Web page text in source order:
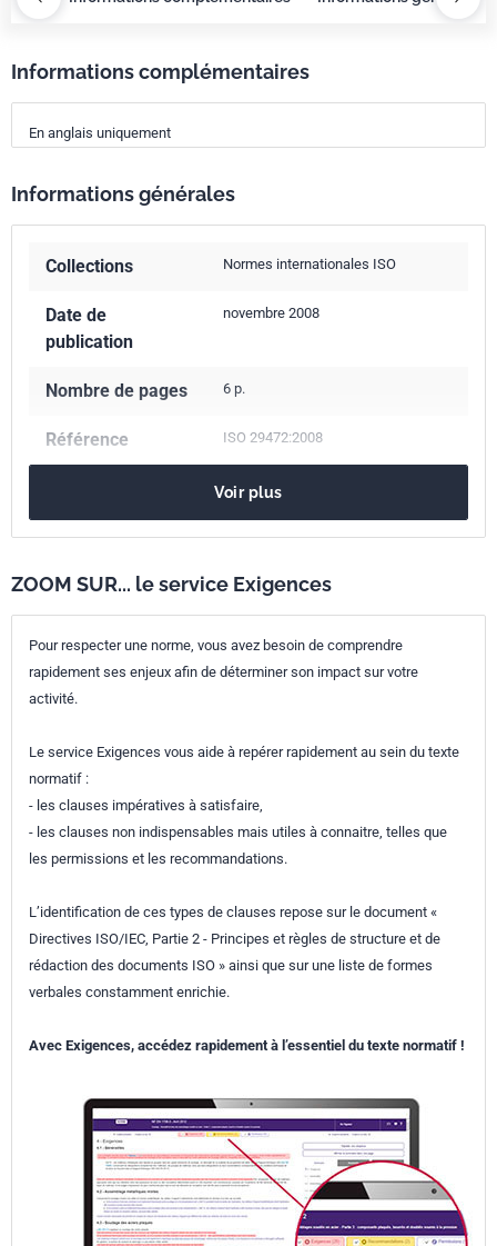
Informations complémentaires
En anglais uniquement
Informations générales
Collections Normes internationales ISO
Date de
publication
novembre 2008
Nombre de pages 6 p.
Référence ISO 29472:2008
91.100.60Matériaux d'isolation thermique et acoustique
Numéro de tirage 1 - novembre 2008
Voir plus
ZOOM SUR... le service Exigences
Pour respecter une norme, vous avez besoin de comprendre
rapidement ses enjeux afin de déterminer son impact sur votre
activité.
Le service Exigences vous aide à repérer rapidement au sein du texte
normatif :
- les clauses impératives à satisfaire,
- les clauses non indispensables mais utiles à connaitre, telles que
les permissions et les recommandations.
L’identification de ces types de clauses repose sur le document «
Directives ISO/IEC, Partie 2 - Principes et règles de structure et de
rédaction des documents ISO » ainsi que sur une liste de formes
verbales constamment enrichie.
Avec Exigences, accédez rapidement à l’essentiel du texte normatif !